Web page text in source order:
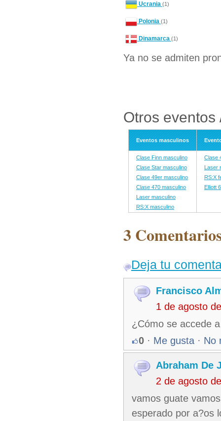
Ucrania (1)
Polonia (1)
Dinamarca (1)
Ya no se admiten
Otros eventos
Eventos masculinos
Clase Finn masculino
Clase Star masculino
Clase 49er masculino
Clase 470 masculino
Laser masculino
RS:X masculino
Clase
Laser
RS:X
Elliott
3
Deja tu
Francisco
1 de agosto
¿Cómo se accede
0 · Me gusta · No
Abraham De
2 de agosto
vamos guate
esperado por a?os